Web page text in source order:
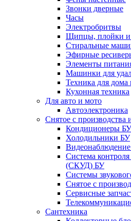
Звонки дверные
Часы
Электробритвы
Щипцы, плойки и
Стиральные
Эфирные
Элементы
Машинки для
Техника для дома
Кухонная техника
Для авто и мото
Автоэлектроника
Снятое с производства
Кондиционеры БУ
Холодильники БУ
Система
(СКУД) БУ
Системы
Снятое с
Сервисные
Сантехника